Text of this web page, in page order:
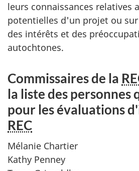
leurs connaissances relatives
potentielles d'un projet ou
des intérêts et des
autochtones.
Commissaires de la
la liste des personnes
pour les évaluations
REC
Mélanie Chartier
Kathy Penney